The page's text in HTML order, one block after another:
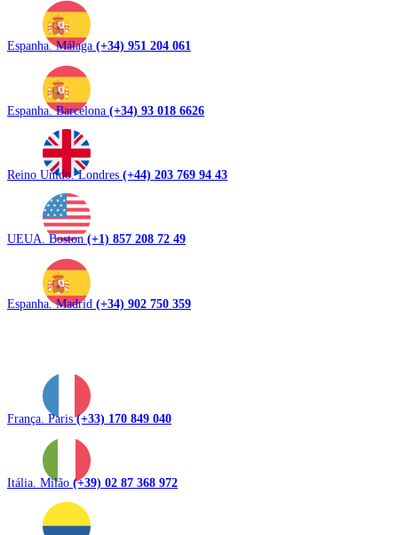
Espanha. Málaga (+34) 951 204 061
Espanha. Barcelona (+34) 93 018 6626
Reino Unido. Londres (+44) 203 769 94 43
UEUA. Boston(+1) 857 208 72 49
Espanha. Madrid (+34) 902 750 359
França. Paris(+33) 170 849 040
Itália. Milão (+39) 02 87 368 972